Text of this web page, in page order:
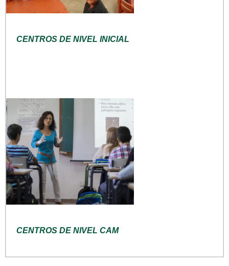
CENTROS DE NIVEL INICIAL
CENTROS DE NIVEL CAM